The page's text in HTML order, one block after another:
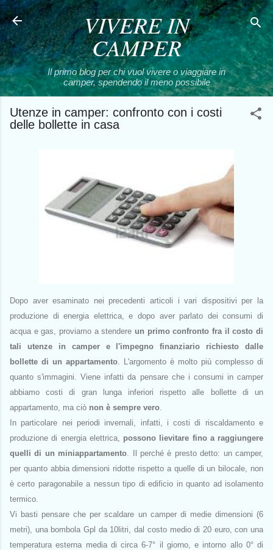
Passa ai contenuti principali
VIVERE IN
CAMPER
Il primo blog per chi vuol vivere o viaggiare in
camper, spendendo il meno possibile
Utenze in camper: confronto con i costi
delle bollette in casa
Dopo aver esaminato nei precedenti articoli i vari dispositivi per la
produzione di energia elettrica, e dopo aver parlato dei consumi di
acqua e gas, proviamo a stendere un primo confronto fra il costo di
tali utenze in camper e l'impegno finanziario richiesto dalle
bollette di un appartamento . L'argomento è molto più complesso di
quanto s'immagini. Viene infatti da pensare che i consumi in camper
abbiamo costi di gran lunga inferiori rispetto alle bollette di un
appartamento, ma ciò non è sempre vero
In particolare nei periodi invernali, infatti, i costi di riscaldamento e
produzione di energia elettrica,
possono lievitare fino a raggiungere
quelli di un miniappartamento . Il perché è presto detto: un camper,
per quanto abbia dimensioni ridotte rispetto a quelle di un bilocale, non
è certo paragonabile a nessun tipo di edificio in quanto ad isolamento
termico.
Vi basti pensare che per scaldare un camper di medie dimensioni (6
metri), una bombola Gpl da 10litri, dal costo medio di 20 euro, con una
temperatura esterna media di circa 6-7° il giorno, e intorno allo 0° di